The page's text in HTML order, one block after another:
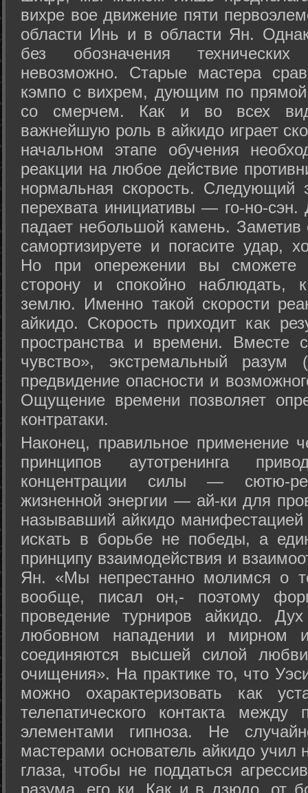
вихре вое движение пяти
области Инь и в области Ян.
без обозначения
невозможно. Старые мастера
кэмпо с вихрем, дующим по
со смерчем. Как и во всех
важнейшую роль в айкидо играет
начальном этапе обучения
реакции на любое действие
нормальная скорость.
перехвата инициативы — го-но-
падает небольшой камень.
самортизируете и погасите удар,
Но при опережении вы сможете
сторону и спокойно наблюдать,
землю. Именно такой скорости
айкидо. Скорость приходит как
пространства и времени. Вместе
чувство», экстремальный разум
предвидение опасности и
Ощущение времени позволяет
контратаки.
Наконец, правильное применение
принципов аутотренинга
концентрации силы — сютю-
жизненной энергии — ай-ки для
называвший айкидо
искать в борьбе не победы, а
принципу взаимодействия и
Ян. «Мы непрестанно молимся о
вообще, писал он,- поэтому
проведение турниров айкидо.
любовном нападении и мирном
соединяются высшей силой
очищения». На практике то, что
можно охарактеризовать как
телепатического контакта между
элементами гипноза. Не
мастерами основатель айкидо учил
глаза, чтобы не поддаться
разума, его ки. Как и в дзюдо, от